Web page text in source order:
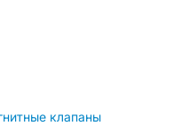
клапаны